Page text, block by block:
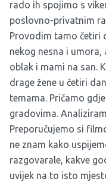
rado ih spojimo s
poslovno-privatnim
Provodim tamo četiri
nekog nesna i umora,
oblak i mami na san.
drage žene u četiri
temama. Pričamo
gradovima.
Preporučujemo si
ne znam kako
razgovarale, kakve
uvijek na to isto